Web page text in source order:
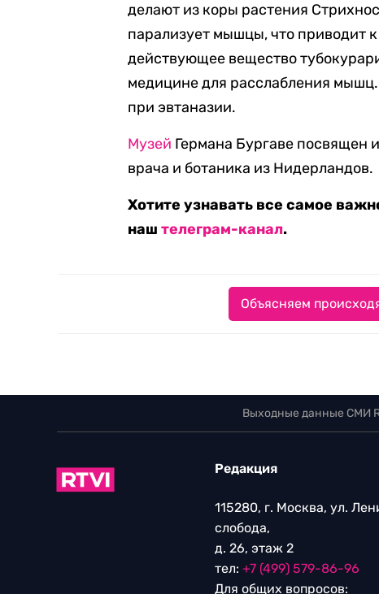
делают из коры растения
парализует мышцы, что приводит
действующее вещество
медицине для расслабления
при эвтаназии.
Музей Германа Бургаве посвящен
врача и ботаника из Нидерландов.
Хотите узнавать все самое
наштелеграм-канал.
Объясняем
Выходные данные СМИ
Редакция
115280, г. Москва, ул.
слобода,
д. 26, этаж 2
тел: +7 (499) 579-86-96
Для общих вопросов: